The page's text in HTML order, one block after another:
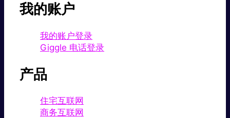
我的账户
我的账户登录
Giggle 电话登录
产品
住宅互联网
商务互联网